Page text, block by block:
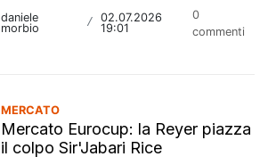
daniele
morbio
/ 02.07.2026
19:01
0
commenti
MERCATO
Mercato Eurocup: la Reyer piazza
il colpo Sir'Jabari Rice